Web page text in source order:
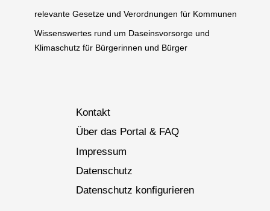
relevante Gesetze und Verordnungen für Kommunen
Wissenswertes rund um Daseinsvorsorge und
Klimaschutz für Bürgerinnen und Bürger
Kontakt
Über das Portal & FAQ
Impressum
Datenschutz
Datenschutz konfigurieren